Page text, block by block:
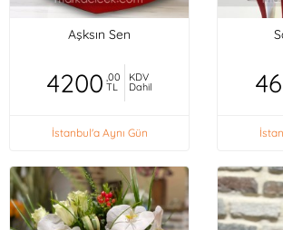
Aşksın Sen
4200 ,00
TL
KDV
Dahil
İstanbul'a Aynı Gün